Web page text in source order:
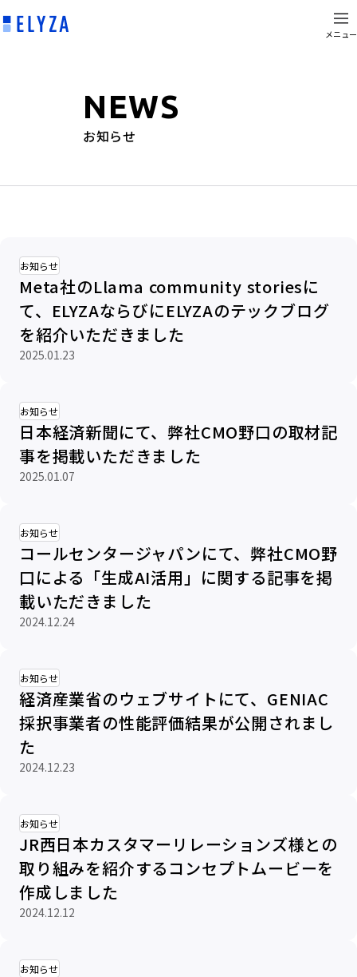
メニュー
NEWS
お知らせ
お知らせ
Meta社のLlama community storiesに
て、ELYZAならびにELYZAのテックブログ
を紹介いただきました
2025.01.23
お知らせ
日本経済新聞にて、弊社CMO野口の取材記
事を掲載いただきました
2025.01.07
お知らせ
コールセンタージャパンにて、弊社CMO野
口による「生成AI活用」に関する記事を掲
載いただきました
2024.12.24
お知らせ
経済産業省のウェブサイトにて、GENIAC
採択事業者の性能評価結果が公開されまし
た
2024.12.23
お知らせ
JR西日本カスタマーリレーションズ様との
取り組みを紹介するコンセプトムービーを
作成しました
2024.12.12
お知らせ